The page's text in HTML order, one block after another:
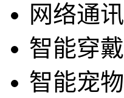
网络通讯
智能穿戴
智能宠物